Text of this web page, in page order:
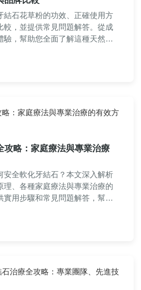
結石花草粉的功效、正確使用方
較，並提供常見問題解答。從成
驗，幫助您全面了解這種天然口
得，適合正在尋找安全有效牙結
攻略：家庭療法與專業治療
安全軟化牙結石？本文深入解析
理、各種家庭療法與專業治療的
實用步驟和常見問題解答，幫助